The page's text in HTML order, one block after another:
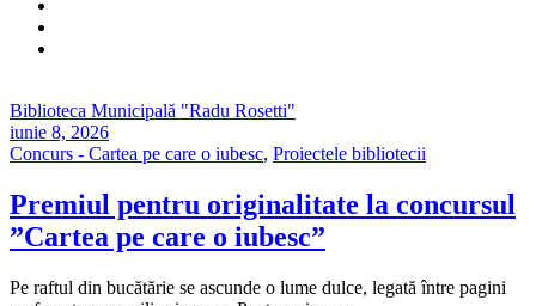
Biblioteca Municipală "Radu Rosetti"
iunie 8, 2026
Concurs - Cartea pe care o iubesc, Proiectele bibliotecii
Premiul pentru originalitate la concursul
”Cartea pe care o iubesc”
Pe raftul din bucătărie se ascunde o lume dulce, legată între pagini